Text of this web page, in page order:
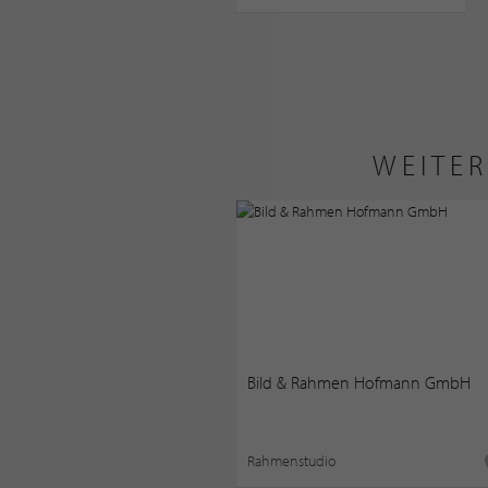
Bild & Rahmen Hofmann GmbH
Rahmenstudio